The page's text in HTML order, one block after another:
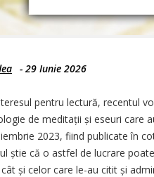
- 29 Iunie 2026
pentru lectură, recentul
de meditații și eseuri care
2023, fiind publicate în
știe că o astfel de lucrare
și celor care le-au citit și